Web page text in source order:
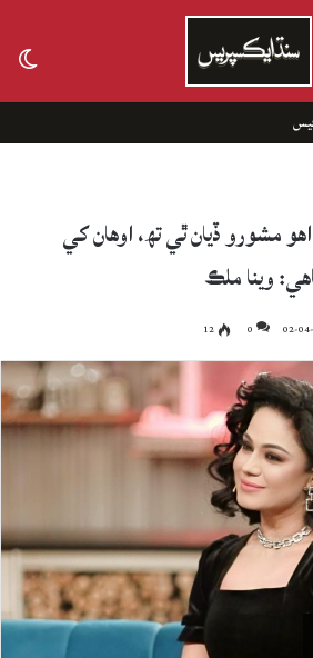
مشورو ڏيان ٿي تھ، اوهان کي
وينا ملڪ
02-
0
12